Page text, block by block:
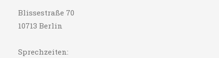
Blissestraße 70
10713 Berlin
Sprechzeiten: